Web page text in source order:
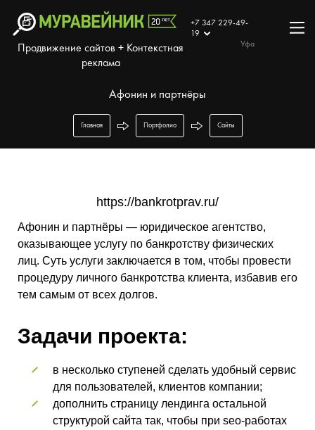
Продвижение сайтов + Контекстная
реклама
+7 347 229-49-
19
Уфа
Афонин и партнёры
Главная Портфолио Сайты
https://bankrotprav.ru/
Афонин и партнёры — юридическое агентство,
оказывающее услугу по банкротству физических
лиц. Суть услуги заключается в том, чтобы провести
процедуру личного банкротства клиента, избавив его
тем самым от всех долгов.
Задачи проекта:
в несколько ступеней сделать удобный сервис
для пользователей, клиентов компании;
дополнить страницу лендинга остальной
структурой сайта так, чтобы при seo-работах